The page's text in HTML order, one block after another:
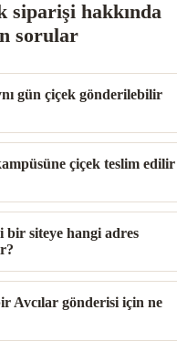
siparişi hakkında
sorular
gün çiçek gönderilebilir
çiçek teslim edilir
bir siteye hangi adres
Avcılar gönderisi için ne